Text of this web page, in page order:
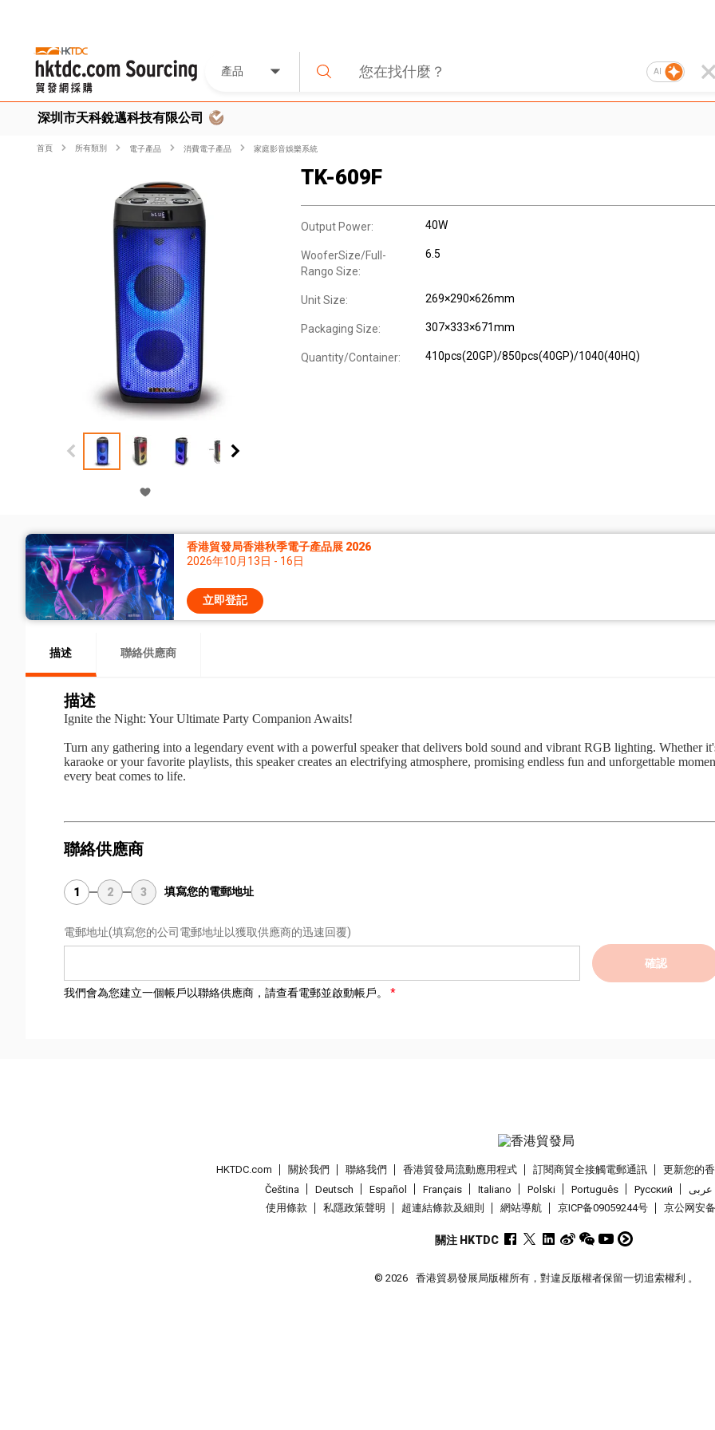
產品 AI
深圳市天科銳邁科技有限公司
首頁 所有類別 電子產品 消費電子產品 家庭影音娛樂系統
TK-609F
Output Power: 40W
WooferSize/Full-
Rango Size:
6.5
Unit Size: 269×290×626mm
Packaging Size: 307×333×671mm
Quantity/Container: 410pcs(20GP)/850pcs(40GP)/1040(40HQ)
香港貿發局香港秋季電子產品展 2026
2026年10月13日 - 16日
立即登記
描述 聯絡供應商
描述
Ignite the Night: Your Ultimate Party Companion Awaits!
Turn any gathering into a legendary event with a powerful speaker that delivers bold sound and vibrant RGB lighting. Whether
karaoke or your favorite playlists, this speaker creates an electrifying atmosphere, promising endless fun and unforgettable
every beat comes to life.
聯絡供應商
1 2 3 填寫您的電郵地址
電郵地址(填寫您的公司電郵地址以獲取供應商的迅速回覆)
確認
我們會為您建立一個帳戶以聯絡供應商，請查看電郵並啟動帳戶。
HKTDC.com 關於我們 聯絡我們 香港貿發局流動應用程式 訂閱商貿全接觸電郵通訊 更新您的
Čeština
Deutsch Español Français Italiano Polski Português Pусский عربى
使用條款
私隱政策聲明 超連結條款及細則 網站導航 京ICP备09059244号 京公网安
關注 HKTDC
© 2026 香港貿易發展局版權所有，對違反版權者保留一切追索權利 。